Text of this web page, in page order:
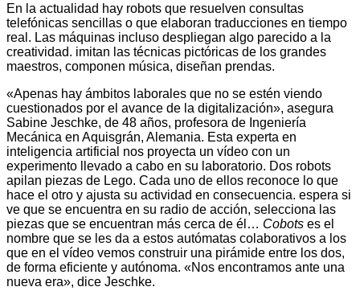
En la actualidad hay robots que resuelven consultas
telefónicas sencillas o que elaboran traducciones en tiempo
real. Las máquinas incluso despliegan algo parecido a la
creatividad. imitan las técnicas pictóricas de los grandes
maestros, componen música, diseñan prendas.
«Apenas hay ámbitos laborales que no se estén viendo
cuestionados por el avance de la digitalización», asegura
Sabine Jeschke, de 48 años, profesora de Ingeniería
Mecánica en Aquisgrán, Alemania. Esta experta en
inteligencia artificial nos proyecta un vídeo con un
experimento llevado a cabo en su laboratorio. Dos robots
apilan piezas de Lego. Cada uno de ellos reconoce lo que
hace el otro y ajusta su actividad en consecuencia. espera si
ve que se encuentra en su radio de acción, selecciona las
piezas que se encuentran más cerca de él… Cobots es el
nombre que se les da a estos autómatas colaborativos a los
que en el vídeo vemos construir una pirámide entre los dos,
de forma eficiente y autónoma. «Nos encontramos ante una
nueva era», dice Jeschke.